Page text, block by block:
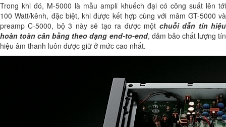
Trong khi đó, M-5000 là mẫu ampli khuếch đại có công suất lên tới
100 Watt/kênh, đặc biệt, khi được kết hợp cùng với mâm GT-5000 và
preamp C-5000, bộ 3 này sẽ tạo ra được một chuỗi dẫn tín hiệu
hoàn toàn cân bằng theo dạng end-to-end, đảm bảo chất lượng tín
hiệu âm thanh luôn được giữ ở mức cao nhất.